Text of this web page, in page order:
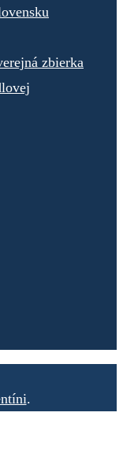
zbierka
.